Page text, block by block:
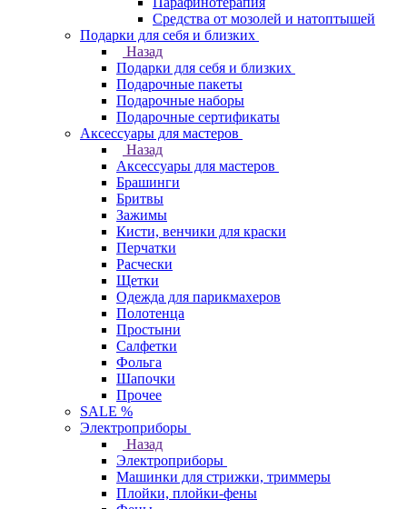
Средства от мозолей и натоптышей
Подарки для себя и близких
Назад
Подарки для себя и близких
Подарочные пакеты
Подарочные наборы
Подарочные сертификаты
Аксессуары для мастеров
Назад
Аксессуары для мастеров
Брашинги
Бритвы
Зажимы
Кисти, венчики для краски
Перчатки
Расчески
Щетки
Одежда для парикмахеров
Полотенца
Простыни
Салфетки
Фольга
Шапочки
Прочее
SALE %
Электроприборы
Назад
Электроприборы
Машинки для стрижки, триммеры
Плойки, плойки-фены